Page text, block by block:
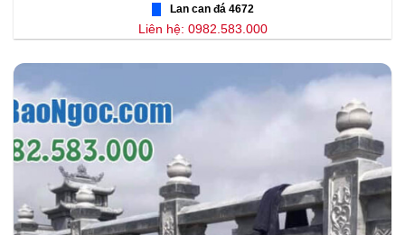
Lan can đá 4672
Liên hệ: 0982.583.000